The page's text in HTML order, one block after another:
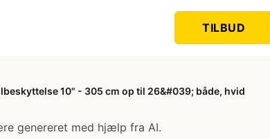
TILBUD
10" - 305 cm op til 26&#039; både, hvid
genereret med hjælp fra AI.